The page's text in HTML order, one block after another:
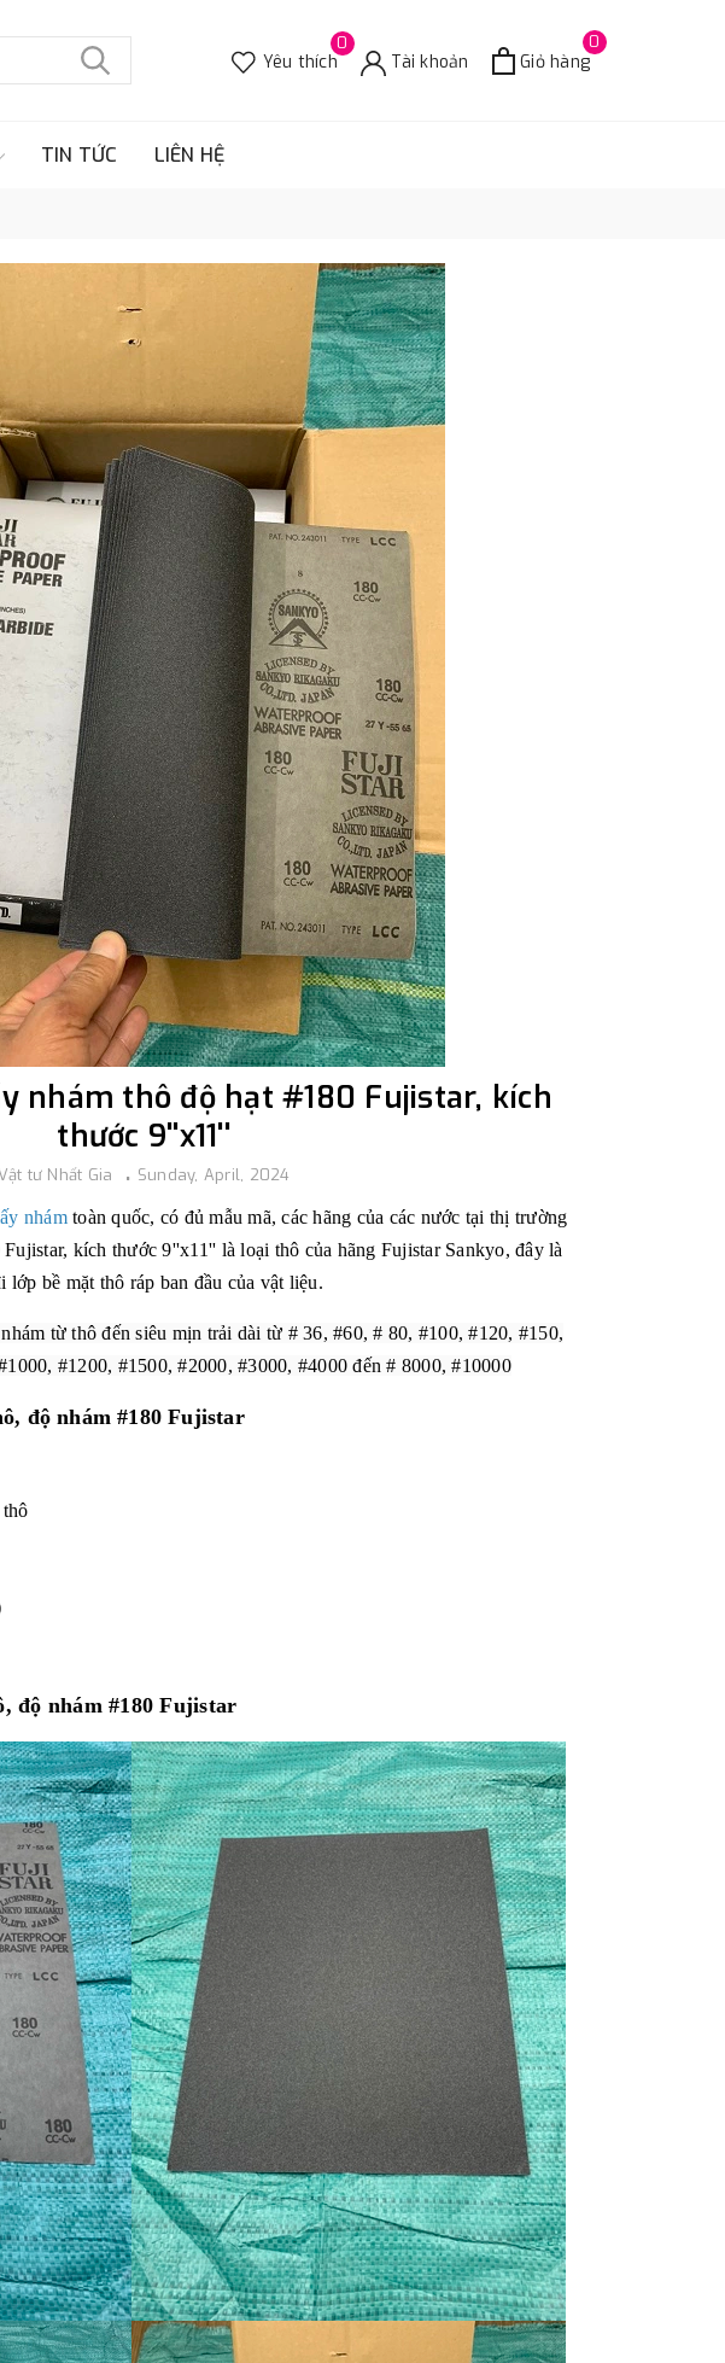
0
Yêu thích Tài khoản
0
Giỏ hàng
TIN TỨC LIÊN HỆ
nhám thô độ hạt #180 Fujistar, kích
thước 9''x11''
tư Nhất Gia Sunday, April, 2024
nhámtoàn quốc, có đủ mẫu mã, các hãng của các nước tại thị trường
kích thước 9''x11'' là loại thô của hãng Fujistar Sankyo, đây là
bề mặt thô ráp ban đầu của vật liệu.
từ thô đến siêu mịn trải dài từ # 36, #60, # 80, #100, #120, #150,
#1200, #1500, #2000, #3000, #4000 đến # 8000, #10000
độ nhám #180 Fujistar
độ nhám #180 Fujistar